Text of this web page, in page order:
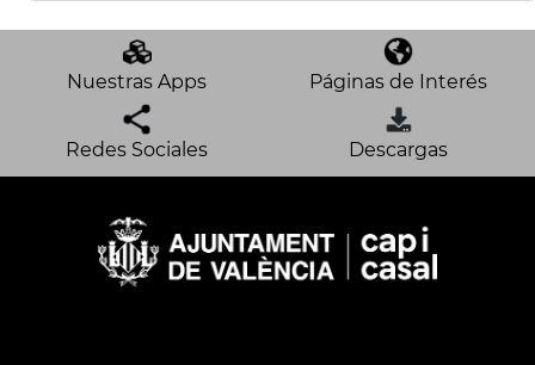
Nuestras Apps Páginas de Interés
Redes Sociales Descargas